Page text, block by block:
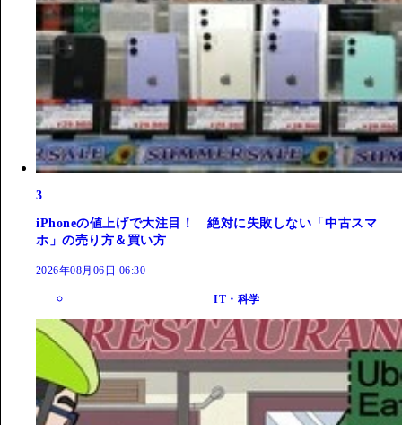
3
iPhoneの値上げで大注目！ 絶対に失敗しない「中古スマ
ホ」の売り方＆買い方
2026年08月06日 06:30
IT・科学